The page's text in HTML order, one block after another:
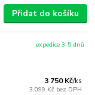
Přidat do košíku
3 750 Kč/ks
3 099 Kč bez DPH
expedice 3-5 dnů